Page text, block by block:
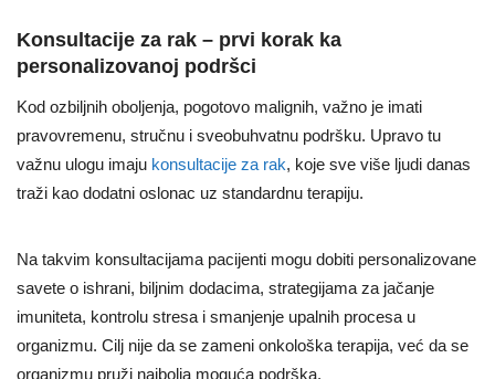
Konsultacije za rak – prvi korak ka
personalizovanoj podršci
Kod ozbiljnih oboljenja, pogotovo malignih, važno je imati
pravovremenu, stručnu i sveobuhvatnu podršku. Upravo tu
važnu ulogu imaju konsultacije za rak, koje sve više ljudi danas
traži kao dodatni oslonac uz standardnu terapiju.
Na takvim konsultacijama pacijenti mogu dobiti personalizovane
savete o ishrani, biljnim dodacima, strategijama za jačanje
imuniteta, kontrolu stresa i smanjenje upalnih procesa u
organizmu. Cilj nije da se zameni onkološka terapija, već da se
organizmu pruži najbolja moguća podrška.